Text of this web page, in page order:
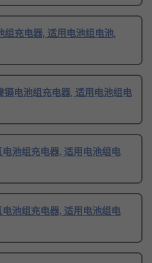
充电器, 适用电池组电池,
电池组充电器, 适用电池组电
池组充电器, 适用电池组电
池组充电器, 适用电池组电